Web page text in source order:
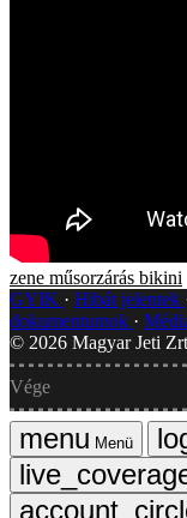
zene műsorzárás bikini
GYIK
Hibát jelentek
dokumentumok
© 2026 Magyar Jeti
Vége
Menü